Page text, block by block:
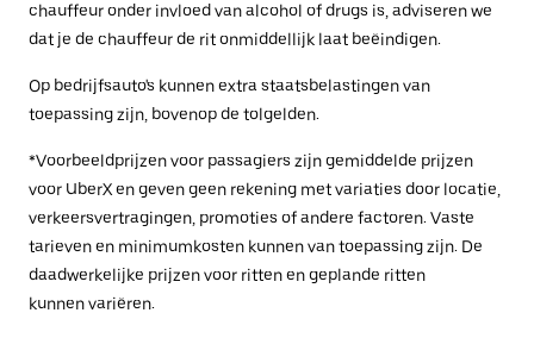
chauffeur onder invloed van alcohol of drugs is, adviseren we
dat je de chauffeur de rit onmiddellijk laat beëindigen.
Op bedrijfsauto's kunnen extra staatsbelastingen van
toepassing zijn, bovenop de tolgelden.
*Voorbeeldprijzen voor passagiers zijn gemiddelde prijzen
voor UberX en geven geen rekening met variaties door locatie,
verkeersvertragingen, promoties of andere factoren. Vaste
tarieven en minimumkosten kunnen van toepassing zijn. De
daadwerkelijke prijzen voor ritten en geplande ritten
kunnen variëren.